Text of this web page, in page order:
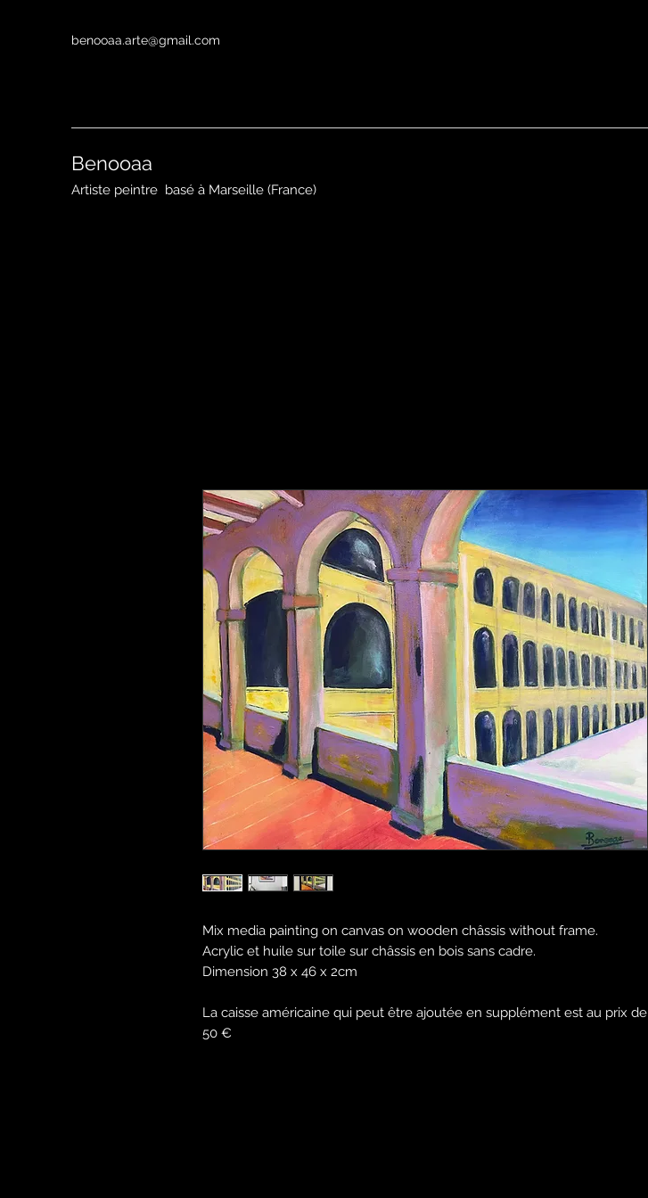
benooaa.arte@gmail.com
Benooaa
Artiste peintre basé à Marseille (France)
Mix media painting on canvas on wooden châssis without frame.
Acrylic et huile sur toile sur châssis en bois sans cadre.
Dimension 38 x 46 x 2cm
La caisse américaine qui peut être ajoutée en supplément est au prix de
50 €